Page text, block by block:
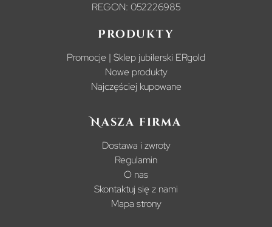
REGON: 052226985
Produkty
Promocje | Sklep jubilerski ERgold
Nowe produkty
Najczęściej kupowane
Nasza firma
Dostawa i zwroty
Regulamin
O nas
Skontaktuj się z nami
Mapa strony